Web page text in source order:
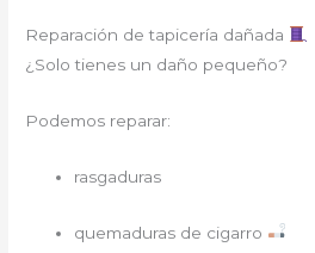
Reparación de tapicería dañada
¿Solo tienes un daño pequeño?
Podemos reparar:
rasgaduras
quemaduras de cigarro